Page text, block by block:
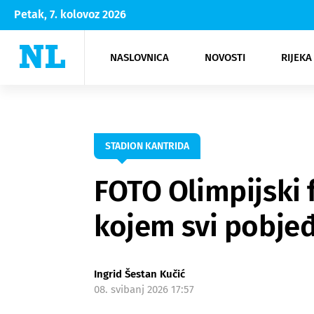
Petak, 7. kolovoz 2026
NASLOVNICA NOVOSTI
Rijeka Opatija
NK
Moda
Kultura
STADION KANTRIDA
FOTO
kojem svi
Ingrid Šestan Kučić
08. svibanj 2026 17:57